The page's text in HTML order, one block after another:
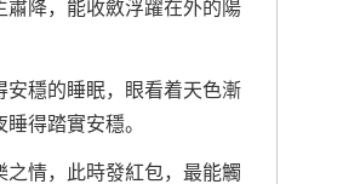
肅降，能收斂浮躍在外的陽
安穩的睡眠，眼看着天色漸
得踏實安穩。
情，此時發紅包，最能觸